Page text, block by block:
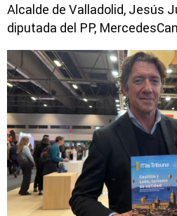
Alcalde de Valladolid, Jesús
diputada del PP,